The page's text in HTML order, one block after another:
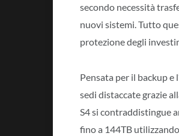
secondo necessità
nuovi sistemi. Tutto
protezione degli
Pensata per il backup e
sedi distaccate grazie
S4 si contraddistingue
fino a 144TB